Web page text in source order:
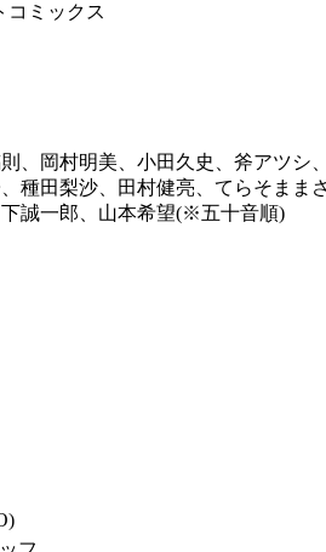
コミックス
、岡村明美、小田久史、斧アツシ
種田梨沙、田村健亮、てらそまま
誠一郎、山本希望(※五十音順)